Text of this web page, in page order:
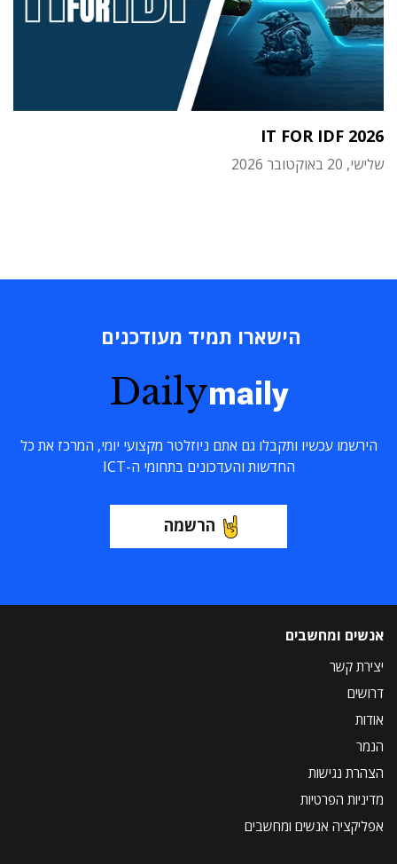
IT FOR IDF 2026
שלישי, 20 באוקטובר 2026
הישארו תמיד מעודכנים
Dailymaily
הירשמו עכשיו ותקבלו גם אתם ניוזלטר מקצועי יומי, המרכז את כל
החדשות והעדכונים בתחומי ה-ICT
הרשמה
אנשים ומחשבים
יצירת קשר
דרושים
אודות
הנמר
הצהרת נגישות
מדיניות הפרטיות
אפליקציה אנשים ומחשבים